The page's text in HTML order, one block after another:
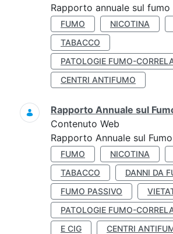
Rapporto annuale sul
FUMO NICOTINA
TABACCO
PATOLOGIE FUMO-
CENTRI ANTIFUMO
Rapporto Annuale sul
Contenuto Web
Rapporto Annuale sul
FUMO NICOTINA
TABACCO
DANNI DA
FUMO PASSIVO
PATOLOGIE FUMO-
E CIG
CENTRI